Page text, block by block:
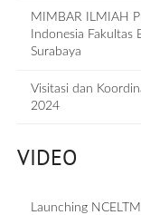
MIMBAR ILMIAH
Indonesia Fakultas
Surabaya
Visitasi dan
2024
VIDEO
Launching